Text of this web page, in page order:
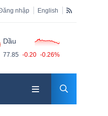
nhập English
Dầu
77.85 -0.20 -0.26%